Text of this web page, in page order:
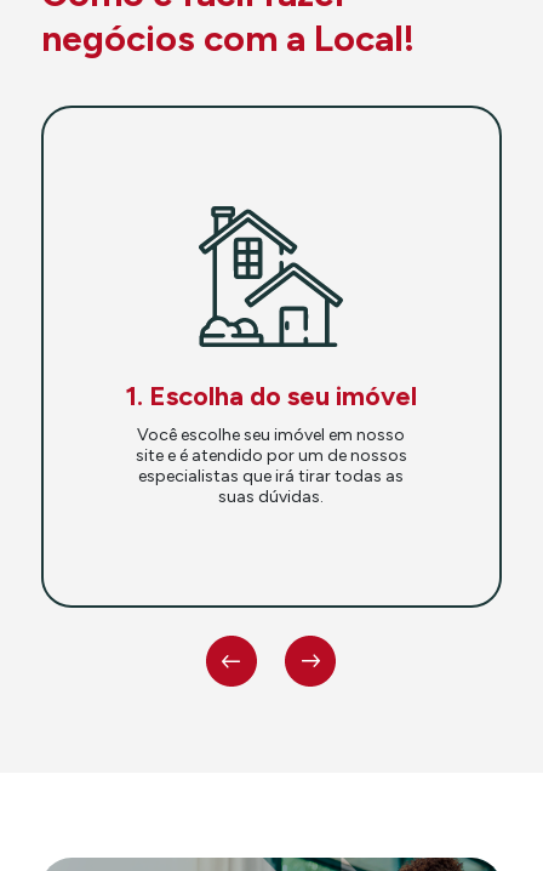
negócios com a Local!
1. Escolha do seu imóvel
Você escolhe seu imóvel em nosso
site e é atendido por um de nossos
especialistas que irá tirar todas as
suas dúvidas.